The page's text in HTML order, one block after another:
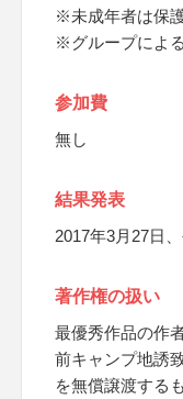
※未成年者は保
※グループによ
参加費
無し
結果発表
2017年3月27日
著作権の扱い
最優秀作品の作
前キャンプ地誘
を無償譲渡する